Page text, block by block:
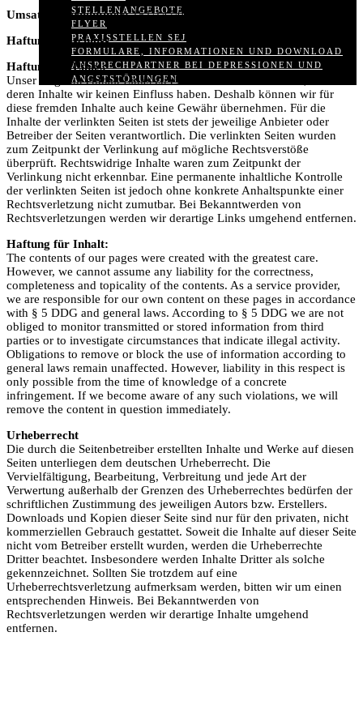
STELLENANGEBOTE
FLYER
PRAXISSTELLEN SEJ
FORMULARE, INFORMATIONEN UND DOWNLOAD
ANSPRECHPARTNER BEI DEPRESSIONEN UND
ANGSTSTÖRUNGEN
Umsatzsteuernummer:151/147/00433
Haftungsausschluss
Haftung für Links:
Unser Angebot enthält Links zu externen Webseiten Dritter, auf
deren Inhalte wir keinen Einfluss haben. Deshalb können wir für
diese fremden Inhalte auch keine Gewähr übernehmen. Für die
Inhalte der verlinkten Seiten ist stets der jeweilige Anbieter oder
Betreiber der Seiten verantwortlich. Die verlinkten Seiten wurden
zum Zeitpunkt der Verlinkung auf mögliche Rechtsverstöße
überprüft. Rechtswidrige Inhalte waren zum Zeitpunkt der
Verlinkung nicht erkennbar. Eine permanente inhaltliche Kontrolle
der verlinkten Seiten ist jedoch ohne konkrete Anhaltspunkte einer
Rechtsverletzung nicht zumutbar. Bei Bekanntwerden von
Rechtsverletzungen werden wir derartige Links umgehend entfernen.
Haftung für Inhalt:
The contents of our pages were created with the greatest care.
However, we cannot assume any liability for the correctness,
completeness and topicality of the contents. As a service provider,
we are responsible for our own content on these pages in accordance
with § 5 DDG and general laws. According to § 5 DDG we are not
obliged to monitor transmitted or stored information from third
parties or to investigate circumstances that indicate illegal activity.
Obligations to remove or block the use of information according to
general laws remain unaffected. However, liability in this respect is
only possible from the time of knowledge of a concrete
infringement. If we become aware of any such violations, we will
remove the content in question immediately.
Urheberrecht
Die durch die Seitenbetreiber erstellten Inhalte und Werke auf diesen
Seiten unterliegen dem deutschen Urheberrecht. Die
Vervielfältigung, Bearbeitung, Verbreitung und jede Art der
Verwertung außerhalb der Grenzen des Urheberrechtes bedürfen der
schriftlichen Zustimmung des jeweiligen Autors bzw. Erstellers.
Downloads und Kopien dieser Seite sind nur für den privaten, nicht
kommerziellen Gebrauch gestattet. Soweit die Inhalte auf dieser Seite
nicht vom Betreiber erstellt wurden, werden die Urheberrechte
Dritter beachtet. Insbesondere werden Inhalte Dritter als solche
gekennzeichnet. Sollten Sie trotzdem auf eine
Urheberrechtsverletzung aufmerksam werden, bitten wir um einen
entsprechenden Hinweis. Bei Bekanntwerden von
Rechtsverletzungen werden wir derartige Inhalte umgehend
entfernen.